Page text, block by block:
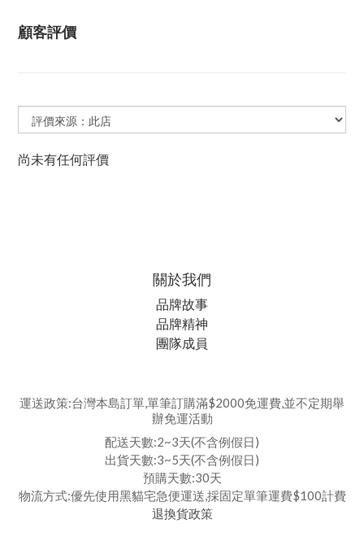
顧客評價
尚未有任何評價
關於我們
品牌故事
品牌精神
團隊成員
運送政策:台灣本島訂單,單筆訂購滿$2000免運費,並不定期舉
辦免運活動
配送天數:2~3天(不含例假日)
出貨天數:3~5天(不含例假日)
預購天數:30天
物流方式:優先使用黑貓宅急便運送,採固定單筆運費$100計費
退換貨政策